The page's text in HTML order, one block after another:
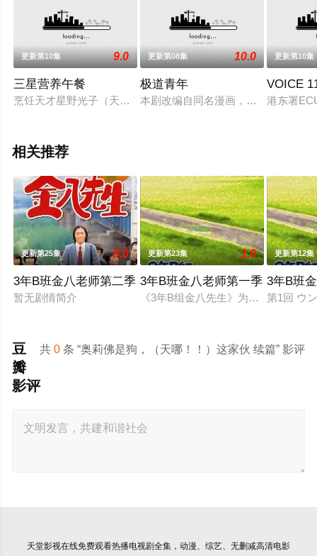
更新第10集 9.0
三星营养午餐
烹饪天才星野光子（天海佑希饰）在银座著名三星法国餐厅担
更新第08集 10.0
极道青年
本剧改编自同名漫画，讲述了了作为
更新第10集
VOICE
港东署
相关推荐
更新第25集 8.0
3年B班金八老师第二季
暂无剧情简介
更新第23集 1.0
3年B班金八老师第一季
《3年B组金八先生》为东京放送（
更新第12集
3年B班
第1回 ウ
共0 条 “奥莉佛是狗，（天哪！！）这家伙 续篇” 影评
豆
瓣
影评
天堂影视在线免费观看热播电视剧全集，动漫、综艺、无删减高清电影